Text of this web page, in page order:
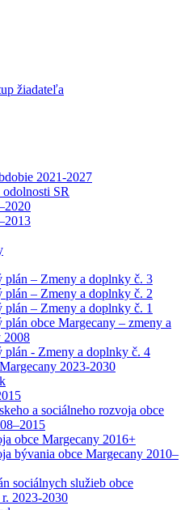
žiadateľa
2021-2027
SR
plán – Zmeny a doplnky č. 3
plán – Zmeny a doplnky č. 2
plán – Zmeny a doplnky č. 1
plán obce Margecany – zmeny a
2008
plán - Zmeny a doplnky č. 4
2023-2030
a sociálneho rozvoja obce
obce Margecany 2016+
bývania obce Margecany 2010–
sociálnych služieb obce
2023-2030